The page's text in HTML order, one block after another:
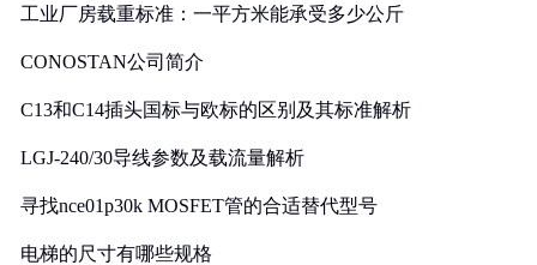
工业厂房载重标准：一平方米能承受多少公斤
CONOSTAN公司简介
C13和C14插头国标与欧标的区别及其标准解析
LGJ-240/30导线参数及载流量解析
寻找nce01p30k MOSFET管的合适替代型号
电梯的尺寸有哪些规格